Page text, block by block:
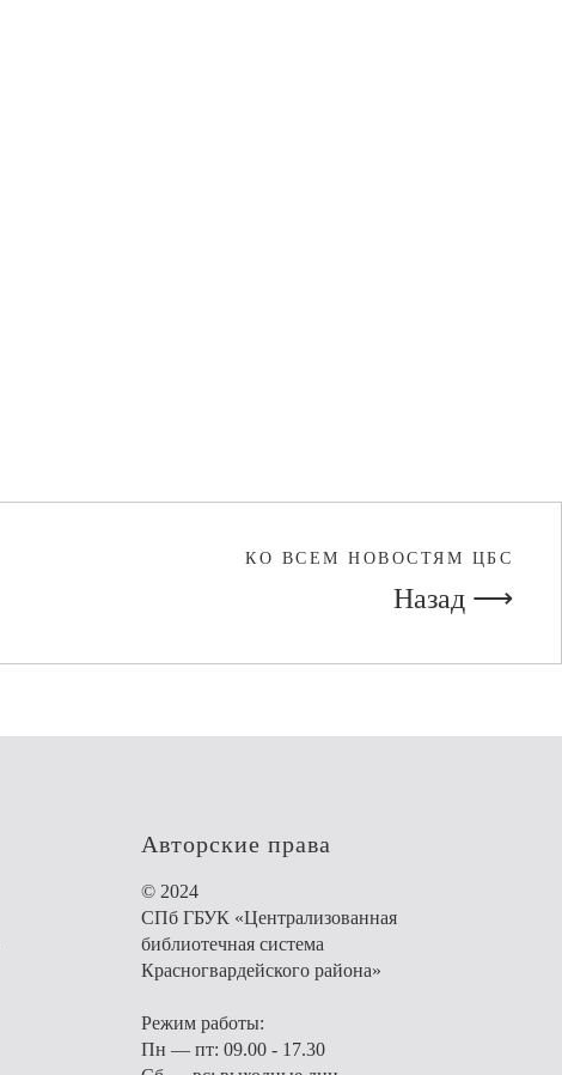
КО ВСЕМ НОВОСТЯМ ЦБС
Назад ⟶
Авторские права
© 2024
СПб ГБУК «Централизованная
библиотечная система
Красногвардейского района»
Режим работы:
Пн — пт: 09.00 - 17.30